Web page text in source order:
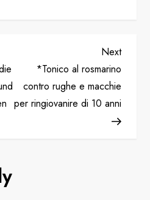
Next
Post
Next
*Tonico al rosmarino
contro rughe e macchie
per ringiovanire di 10 anni